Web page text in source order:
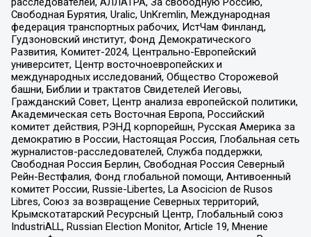
Свободная Бурятия, Uralic, UnKremlin, Международная
федерация транспортных рабочих, ИстЧам Финланд,
Гудзоновский институт, Фонд Демократического
Развития, Комитет-2024, Центрально-Европейский
университет, Центр восточноевропейских и
международных исследований, Общество Сторожевой
башни, Библии и трактатов Свидетелей Иеговы,
Гражданский Совет, Центр анализа европейской политики,
Академическая сеть Восточная Европа, Российский
комитет действия, РЭНД корпорейшн, Русская Америка за
демократию в России, Настоящая Россия, Глобальная сеть
журналистов-расследователей, Служба поддержки,
Свободная Россия Берлин, Свободная Россия Северный
Рейн-Вестфалия, Фонд глобальной помощи, Антивоенный
комитет России, Russie-Libertes, La Asocicion de Rusos
Libres, Союз за возвращение Северных территорий,
Крымскотатарский Ресурсный Центр, Глобальный союз
IndustriALL, Russian Election Monitor, Article 19, Мнение